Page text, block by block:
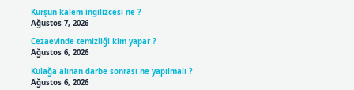
Kurşun kalem ingilizcesi ne ?
Ağustos 7, 2026
Cezaevinde temizliği kim yapar ?
Ağustos 6, 2026
Kulağa alınan darbe sonrası ne yapılmalı ?
Ağustos 6, 2026